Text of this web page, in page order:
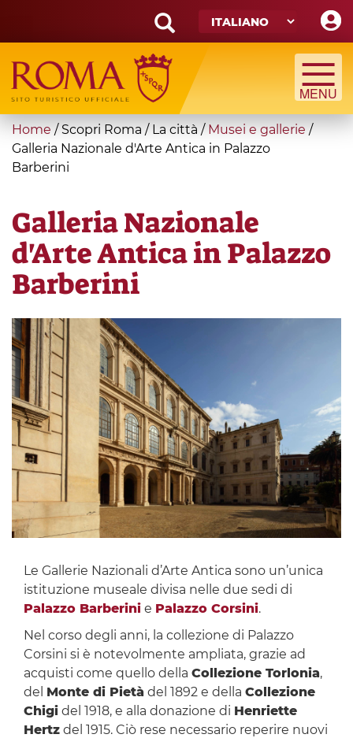
main
content
Search
form
Cerca
You
are
here
Home / Scopri Roma / La città / Musei e gallerie /
Galleria Nazionale d'Arte Antica in Palazzo
Barberini
Galleria Nazionale
d'Arte Antica in Palazzo
Barberini
Le Gallerie Nazionali d’Arte Antica sono un’unica
istituzione museale divisa nelle due sedi di
Palazzo Barberinie Palazzo Corsini.
Nel corso degli anni, la collezione di Palazzo
Corsini si è notevolmente ampliata, grazie ad
acquisti come quello della Collezione Torlonia,
del Monte di Pietà del 1892 e della Collezione
Chigidel 1918, e alla donazione di Henriette
Hertzdel 1915. Ciò rese necessario reperire nuovi